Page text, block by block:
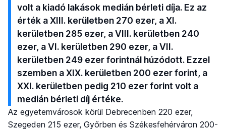
volt a kiadó lakások medián bérleti díja. Ez az
érték a XIII. kerületben 270 ezer, a XI.
kerületben 285 ezer, a VIII. kerületben 240
ezer, a VI. kerületben 290 ezer, a VII.
kerületben 249 ezer forintnál húzódott. Ezzel
szemben a XIX. kerületben 200 ezer forint, a
XXI. kerületben pedig 210 ezer forint volt a
medián bérleti díj értéke.
Az egyetemvárosok körül Debrecenben 220 ezer,
Szegeden 215 ezer, Győrben és Székesfehérváron 200-